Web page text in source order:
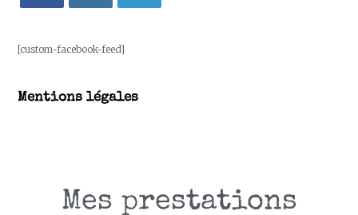
[custom-facebook-feed]
Mentions légales
Mes prestations